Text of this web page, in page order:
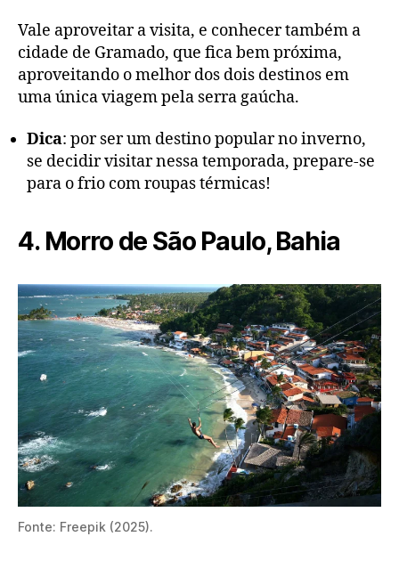
Vale aproveitar a visita, e conhecer também a
cidade de Gramado, que fica bem próxima,
aproveitando o melhor dos dois destinos em
uma única viagem pela serra gaúcha.
Dica: por ser um destino popular no inverno,
se decidir visitar nessa temporada, prepare-se
para o frio com roupas térmicas!
4. Morro de São Paulo, Bahia
Fonte: Freepik (2025).